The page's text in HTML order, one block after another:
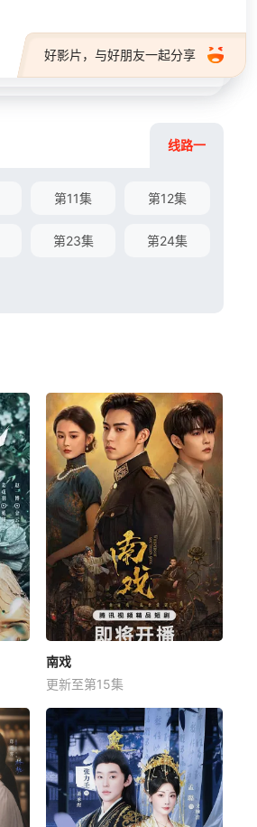
好影片，与好朋友一起分享
线路一
第11集 第12集
第23集 第24集
南戏
更新至第15集